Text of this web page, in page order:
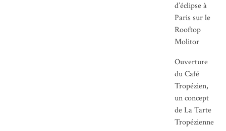
d’éclipse à
Paris sur le
Rooftop
Molitor
Ouverture
du Café
Tropézien,
un concept
de La Tarte
Tropézienne